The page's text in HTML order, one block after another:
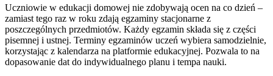
Uczniowie w edukacji domowej nie zdobywają ocen na co dzień –
zamiast tego raz w roku zdają egzaminy stacjonarne z
poszczególnych przedmiotów. Każdy egzamin składa się z części
pisemnej i ustnej. Terminy egzaminów uczeń wybiera samodzielnie,
korzystając z kalendarza na platformie edukacyjnej. Pozwala to na
dopasowanie dat do indywidualnego planu i tempa nauki.